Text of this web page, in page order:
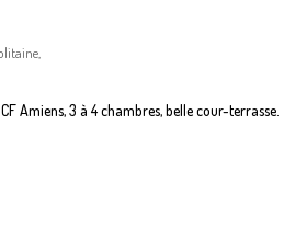
Amiens, 3 à 4 chambres, belle cour-terrasse.